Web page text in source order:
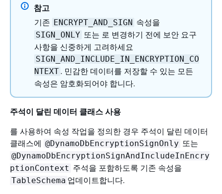
참고
기존 ENCRYPT_AND_SIGN 속성을
SIGN_ONLY 또는 로 변경하기 전에 보안 요구
사항을 신중하게 고려하세요
SIGN_AND_INCLUDE_IN_ENCRYPTION_CO
NTEXT . 민감한 데이터를 저장할 수 있는 모든
속성은 암호화되어야 합니다.
주석이 달린 데이터 클래스 사용
를 사용하여 속성 작업을 정의한 경우 주석이 달린 데이터
클래스에 @DynamoDbEncryptionSignOnly 또는
@DynamoDbEncryptionSignAndIncludeInEncry
ptionContext 주석을 포함하도록 기존 속성을
TableSchema 업데이트합니다.